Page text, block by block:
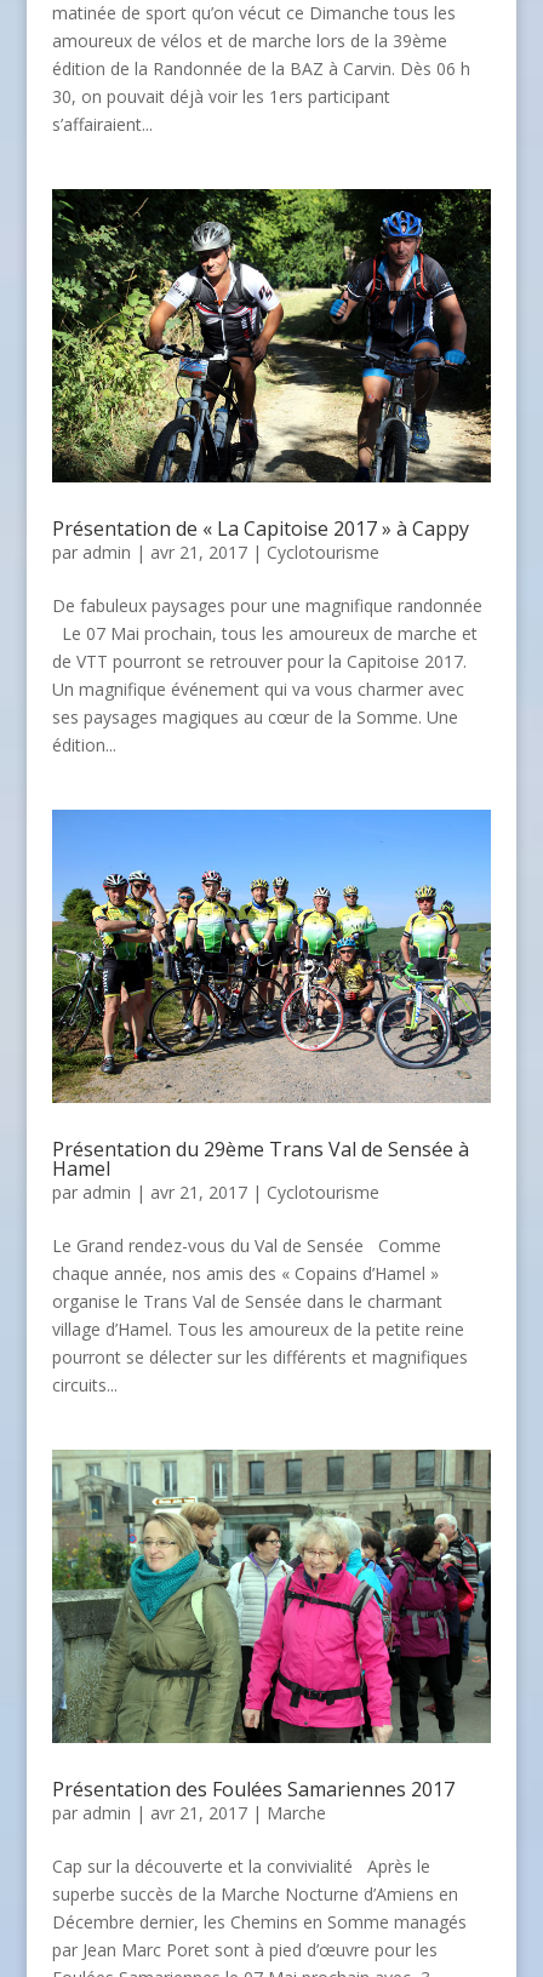
matinée de sport qu’on vécut ce Dimanche tous les
amoureux de vélos et de marche lors de la 39ème
édition de la Randonnée de la BAZ à Carvin. Dès 06 h
30, on pouvait déjà voir les 1ers participant
s’affairaient...
Présentation de « La Capitoise 2017 » à Cappy
par admin | avr 21, 2017 | Cyclotourisme
De fabuleux paysages pour une magnifique randonnée
Le 07 Mai prochain, tous les amoureux de marche et
de VTT pourront se retrouver pour la Capitoise 2017.
Un magnifique événement qui va vous charmer avec
ses paysages magiques au cœur de la Somme. Une
édition...
Présentation du 29ème Trans Val de Sensée à
Hamel
par admin | avr 21, 2017 | Cyclotourisme
Le Grand rendez-vous du Val de Sensée Comme
chaque année, nos amis des « Copains d’Hamel »
organise le Trans Val de Sensée dans le charmant
village d’Hamel. Tous les amoureux de la petite reine
pourront se délecter sur les différents et magnifiques
circuits...
Présentation des Foulées Samariennes 2017
par admin | avr 21, 2017 | Marche
Cap sur la découverte et la convivialité Après le
superbe succès de la Marche Nocturne d’Amiens en
Décembre dernier, les Chemins en Somme managés
par Jean Marc Poret sont à pied d’œuvre pour les